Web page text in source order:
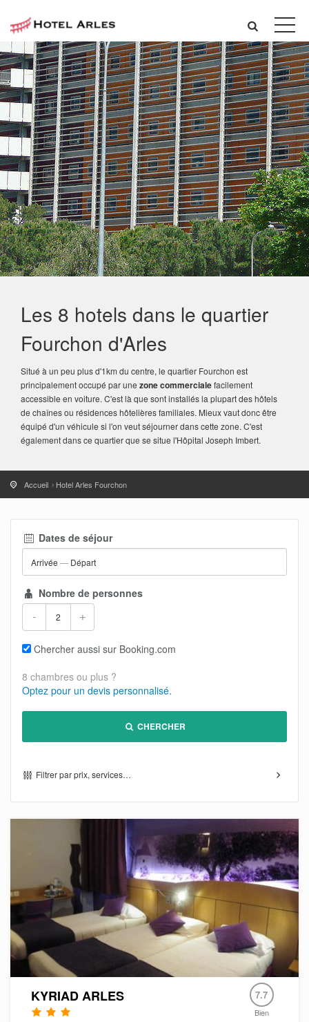
Les 8 hotels dans le quartier
Fourchon d'Arles
Situé à un peu plus d'1km du centre, le quartier Fourchon est
principalement occupé par une zone commercialefacilement
accessible en voiture. C'est là que sont installés la plupart des hôtels
de chaînes ou résidences hôtelières familiales. Mieux vaut donc être
équipé d'un véhicule si l'on veut séjourner dans cette zone. C'est
également dans ce quartier que se situe l'Hôpital Joseph Imbert.
Accueil Hotel Arles Fourchon
Dates de séjour
Arrivée — Départ
Nombre de personnes
- +
Chercher aussi sur Booking.com
8 chambres ou plus ?
Optez pour un devis personnalisé.
CHERCHER
Filtrer par prix, services…
KYRIAD ARLES 7.7
Bien